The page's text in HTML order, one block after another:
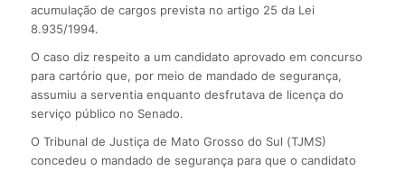
acumulação de cargos prevista no artigo 25 da Lei
8.935/1994.
O caso diz respeito a um candidato aprovado em concurso
para cartório que, por meio de mandado de segurança,
assumiu a serventia enquanto desfrutava de licença do
serviço público no Senado.
O Tribunal de Justiça de Mato Grosso do Sul (TJMS)
concedeu o mandado de segurança para que o candidato